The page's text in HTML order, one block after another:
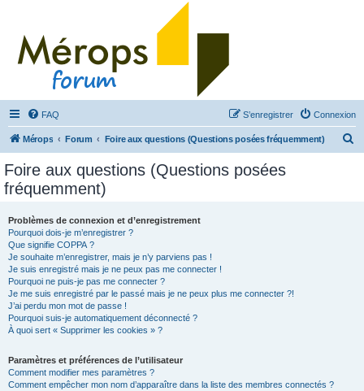
FAQ Connexion
S’enregistrer
Mérops Forum Foire aux questions (Questions posées fréquemment)
Foire aux questions (Questions posées
fréquemment)
Problèmes de connexion et d’enregistrement
Pourquoi dois-je m’enregistrer ?
Que signifie COPPA ?
Je souhaite m’enregistrer, mais je n’y parviens pas !
Je suis enregistré mais je ne peux pas me connecter !
Pourquoi ne puis-je pas me connecter ?
Je me suis enregistré par le passé mais je ne peux plus me connecter ?!
J’ai perdu mon mot de passe !
Pourquoi suis-je automatiquement déconnecté ?
À quoi sert « Supprimer les cookies » ?
Paramètres et préférences de l’utilisateur
Comment modifier mes paramètres ?
Comment empêcher mon nom d’apparaître dans la liste des membres connectés ?